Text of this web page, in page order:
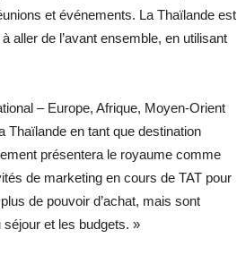
et événements. La Thaïlande est
aller de l’avant ensemble, en utilisant
– Europe, Afrique, Moyen-Orient
Thaïlande en tant que destination
présentera le royaume comme
de marketing en cours de TAT pour
de pouvoir d’achat, mais sont
et les budgets. »